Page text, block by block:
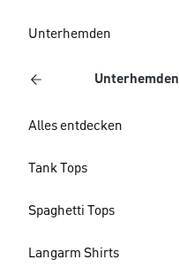
Unterhemden
Unterhemden
Alles entdecken
Tank Tops
Spaghetti Tops
Langarm Shirts